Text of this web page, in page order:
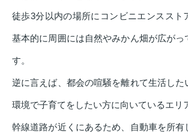
徒歩3分以内の場所にコンビニエンススト
基本的に周囲には自然やみかん畑が広がっ
す。
逆に言えば、都会の喧騒を離れて生活した
環境で子育てをしたい方に向いているエリ
幹線道路が近くにあるため、自動車を所有